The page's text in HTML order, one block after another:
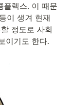
플렉스. 이 때문
이 생겨 현재
정도로 사회
이기도 한다.